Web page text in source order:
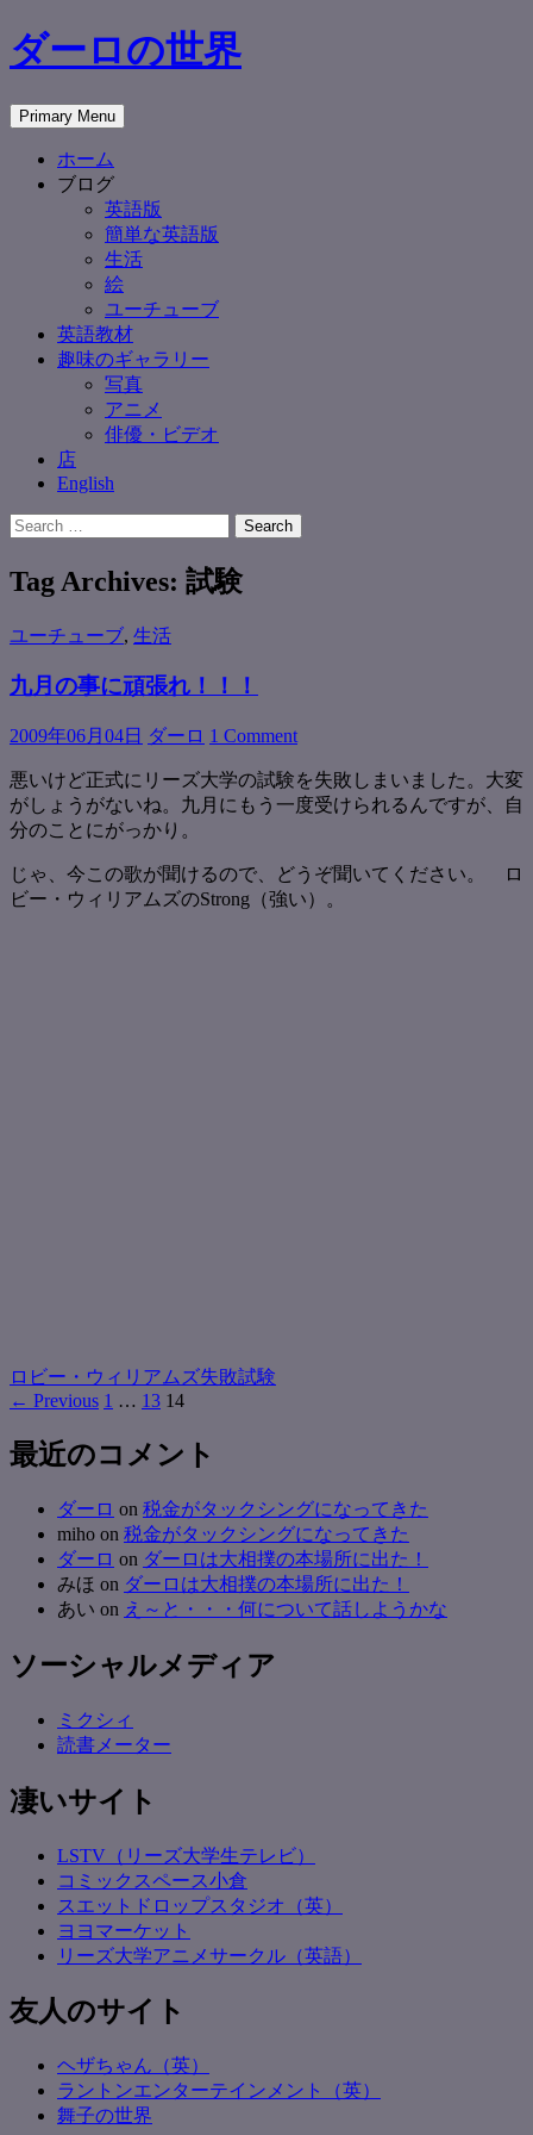
Skip
to
ダーロの世界
Search
Primary Menu
ホーム
ブログ
英語版
簡単な英語版
生活
絵
ユーチューブ
英語教材
趣味のギャラリー
写真
アニメ
俳優・ビデオ
店
English
Search
for:
Tag Archives: 試験
ユーチューブ, 生活
九月の事に頑張れ！！！
2009年06月04日 ダーロ 1 Comment
悪いけど正式にリーズ大学の試験を失敗しまいました。大変
がしょうがないね。九月にもう一度受けられるんですが、自
分のことにがっかり。
じゃ、今この歌が聞けるので、どうぞ聞いてください。 ロ
ビー・ウィリアムズのStrong（強い）。
ロビー・ウィリアムズ失敗試験
Posts
← Previous 1 … 13 14
最近のコメント
ダーロ on 税金がタックシングになってきた
miho on 税金がタックシングになってきた
ダーロ on ダーロは大相撲の本場所に出た！
みほ on ダーロは大相撲の本場所に出た！
あい on え～と・・・何について話しようかな
ソーシャルメディア
ミクシィ
読書メーター
凄いサイト
LSTV（リーズ大学生テレビ）
コミックスペース小倉
スエットドロップスタジオ（英）
ヨヨマーケット
リーズ大学アニメサークル（英語）
友人のサイト
ヘザちゃん（英）
ラントンエンターテインメント（英）
舞子の世界